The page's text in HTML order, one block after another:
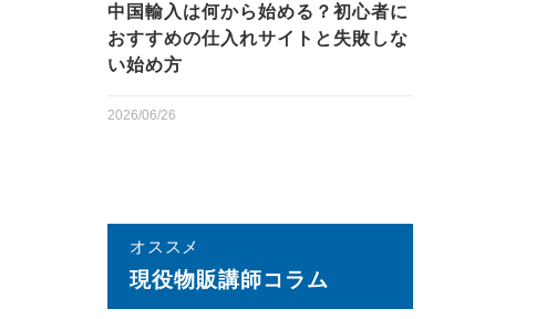
中国輸入は何から始める？初心者に
おすすめの仕入れサイトと失敗しな
い始め方
2026/06/26
オススメ
現役物販講師コラム